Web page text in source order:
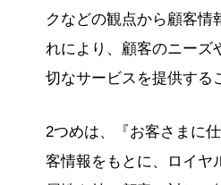
クなどの観点から顧客情
れにより、顧客のニーズ
切なサービスを提供する
2つめは、『お客さまに
客情報をもとに、ロイヤ